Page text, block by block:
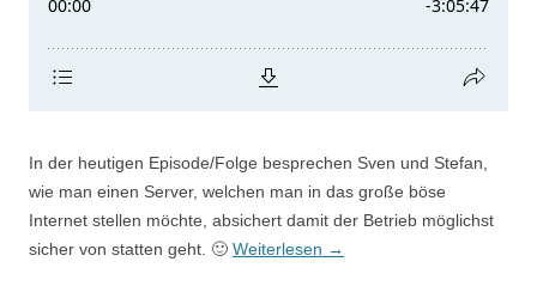
In der heutigen Episode/Folge besprechen Sven und Stefan,
wie man einen Server, welchen man in das große böse
Internet stellen möchte, absichert damit der Betrieb möglichst
sicher von statten geht. 🙂 Weiterlesen →